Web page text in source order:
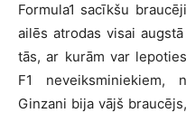
Formula1 sacīkšu
ailēs atrodas visai
tās, ar kurām var
F1 neveiksminiekiem,
Ginzani bija vājš